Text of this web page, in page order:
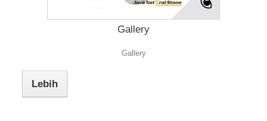
Gallery
Gallery
Lebih